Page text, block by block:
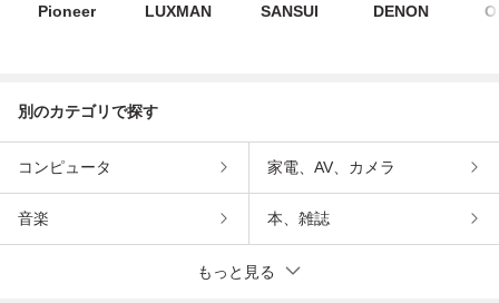
Pioneer LUXMAN SANSUI DENON
別のカテゴリで探す
コンピュータ 家電、AV、カメラ
音楽 本、雑誌
もっと見る